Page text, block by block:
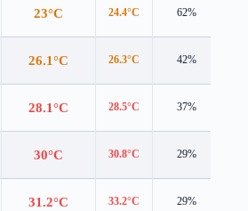
23°C 24.4°C 62%
26.1°C 26.3°C 42%
28.1°C 28.5°C 37%
30°C 30.8°C 29%
31.2°C 33.2°C 29%